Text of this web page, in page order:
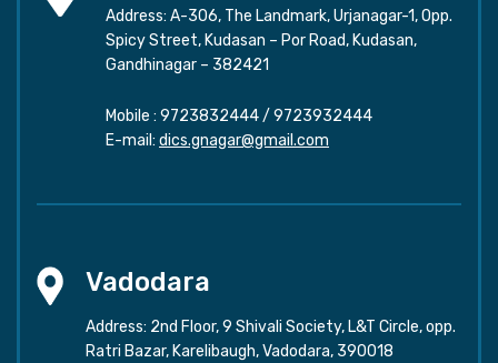
Address: A-306, The Landmark, Urjanagar-1, Opp.
Spicy Street, Kudasan – Por Road, Kudasan,
Gandhinagar – 382421
Mobile : 9723832444/ 9723932444
E-mail: dics.gnagar@gmail.com
Vadodara
Address: 2nd Floor, 9 Shivali Society, L&T Circle, opp.
Ratri Bazar, Karelibaugh, Vadodara, 390018